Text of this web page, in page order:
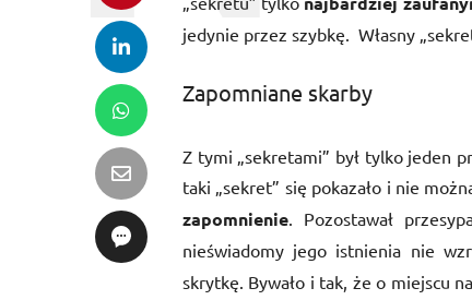
jedynie przez szybkę. Własny
Zapomniane skarby
Z tymi „sekretami” był tylko jeden
taki „sekret” się pokazało i nie
zapomnienie. Pozostawał
nieświadomy jego istnienia nie
skrytkę. Bywało i tak, że o miejscu